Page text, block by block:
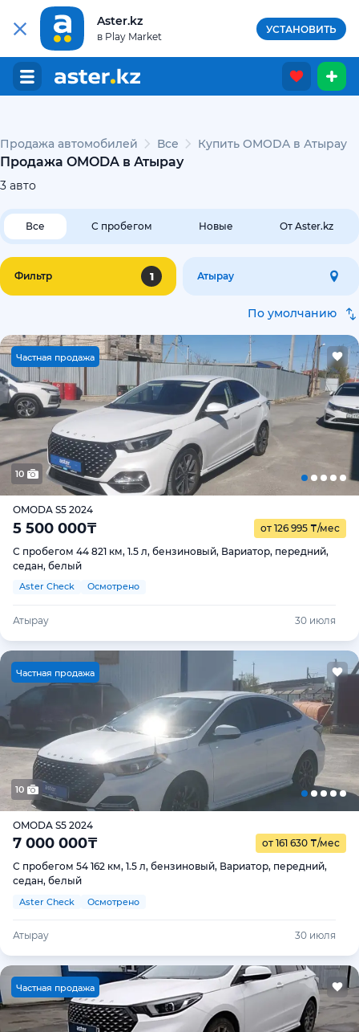
Aster.kz
в Play Market
УСТАНОВИТЬ
Продажа автомобилей Все Купить OMODA в Атырау
Продажа OMODA в Атырау
3 авто
Все С пробегом Новые От Aster.kz
Фильтр 1 Атырау
По умолчанию
Частная продажа
10
OMODA S5 2024
5 500 000₸ от 126 995 ₸/мес
С пробегом 44 821 км, 1.5 л, бензиновый, Вариатор, передний,
седан, белый
Aster Check Осмотрено
Атырау 30 июля
Частная продажа
10
OMODA S5 2024
7 000 000₸ от 161 630 ₸/мес
С пробегом 54 162 км, 1.5 л, бензиновый, Вариатор, передний,
седан, белый
Aster Check Осмотрено
Атырау 30 июля
Частная продажа